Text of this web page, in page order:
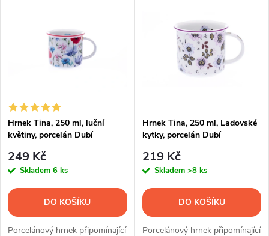
í
p
r
o
d
Abecedně
s
p
r
o
Hrnek Tina, 250 ml, luční
květiny, porcelán Dubí
249 Kč
Skladem 6 ks
DO KOŠÍKU
Porcelánový hrnek připomínající
Hrnek Tina, 250 ml, Ladovské
kytky, porcelán Dubí
219 Kč
Skladem >8 ks
DO KOŠÍKU
Porcelánový hrnek připomínající